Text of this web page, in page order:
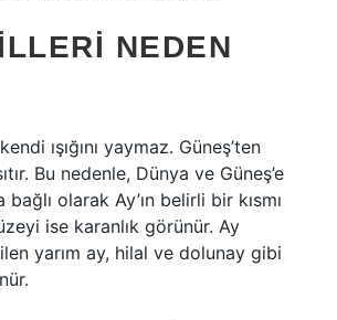
NEDEN
ışığını yaymaz. Güneş’ten
Bu nedenle, Dünya ve Güneş’e
olarak Ay’ın belirli bir kısmı
ise karanlık görünür. Ay
yarım ay, hilal ve dolunay gibi